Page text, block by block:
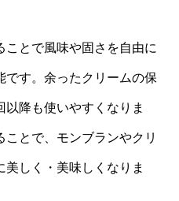
ことで風味や固さを自由に
です。余ったクリームの保
降も使いやすくなりま
とで、モンブランやクリ
しく・美味しくなりま